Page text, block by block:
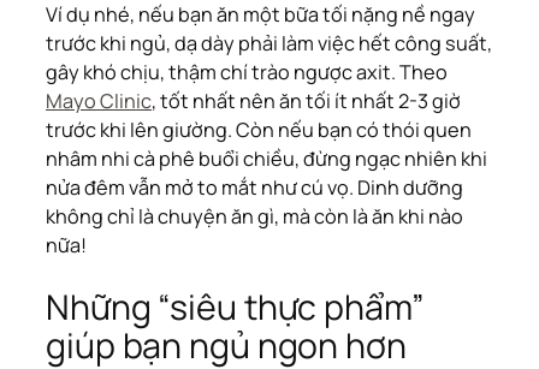
Ví dụ nhé, nếu bạn ăn một bữa tối nặng nề ngay
trước khi ngủ, dạ dày phải làm việc hết công suất,
gây khó chịu, thậm chí trào ngược axit. Theo
Mayo Clinic, tốt nhất nên ăn tối ít nhất 2-3 giờ
trước khi lên giường. Còn nếu bạn có thói quen
nhâm nhi cà phê buổi chiều, đừng ngạc nhiên khi
nửa đêm vẫn mở to mắt như cú vọ. Dinh dưỡng
không chỉ là chuyện ăn gì, mà còn là ăn khi nào
nữa!
Những “siêu thực phẩm”
giúp bạn ngủ ngon hơn